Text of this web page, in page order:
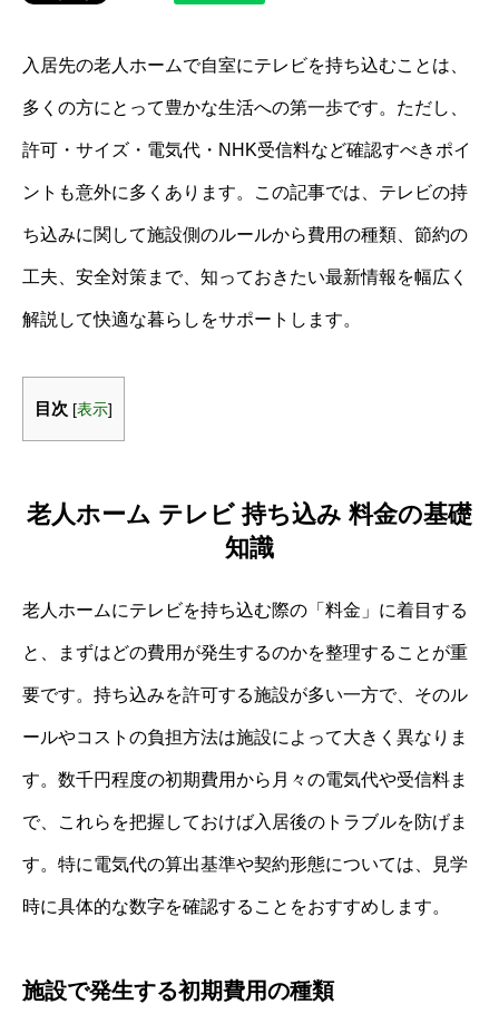
入居先の老人ホームで自室にテレビを持ち込むことは、
多くの方にとって豊かな生活への第一歩です。ただし、
許可・サイズ・電気代・NHK受信料など確認すべきポイ
ントも意外に多くあります。この記事では、テレビの持
ち込みに関して施設側のルールから費用の種類、節約の
工夫、安全対策まで、知っておきたい最新情報を幅広く
解説して快適な暮らしをサポートします。
目次 [表示]
老人ホーム テレビ 持ち込み 料金の基礎
知識
老人ホームにテレビを持ち込む際の「料金」に着目する
と、まずはどの費用が発生するのかを整理することが重
要です。持ち込みを許可する施設が多い一方で、そのル
ールやコストの負担方法は施設によって大きく異なりま
す。数千円程度の初期費用から月々の電気代や受信料ま
で、これらを把握しておけば入居後のトラブルを防げま
す。特に電気代の算出基準や契約形態については、見学
時に具体的な数字を確認することをおすすめします。
施設で発生する初期費用の種類